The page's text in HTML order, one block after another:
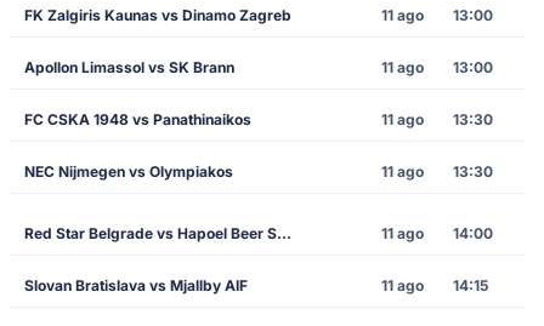
FK Zalgiris Kaunas vs Dinamo Zagreb 11 ago 13:00
Apollon Limassol vs SK Brann 11 ago 13:00
FC CSKA 1948 vs Panathinaikos 11 ago 13:30
NEC Nijmegen vs Olympiakos 11 ago 13:30
Red Star Belgrade vs Hapoel Beer Sheva 11 ago 14:00
Slovan Bratislava vs Mjallby AIF 11 ago 14:15